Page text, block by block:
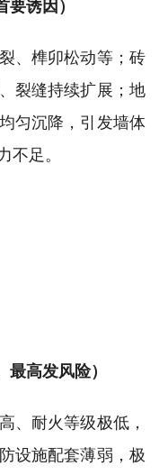
诱因）
、榫卯松动等；砖
裂缝持续扩展；地
匀沉降，引发墙体
足。
高发风险）
、耐火等级极低，
设施配套薄弱，极